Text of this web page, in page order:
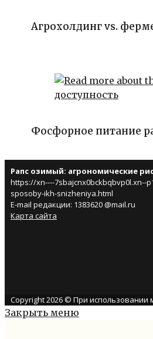
Агрохолдинг vs.
Фосфорное питание
Рапс озимый: агрономические
https://xn----7sbajcnx0bckbqbvp0l.xn--
sposoby-ikh-snizheniya.html
E-mail редакции: 1383620 @mail.ru
Карта сайта
Copyright 2026 © При
Закрыть меню